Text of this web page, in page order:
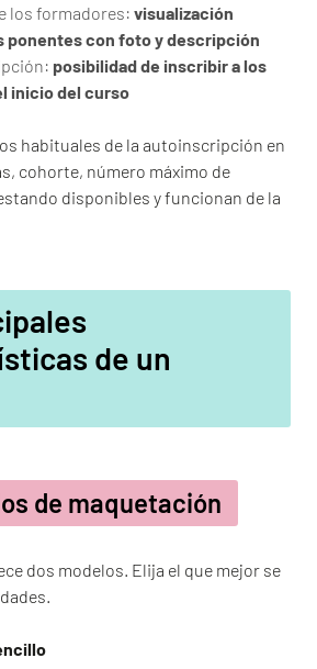
los formadores: visualización
ponentes con foto y descripción
posibilidad de inscribir a los
inicio del curso
habituales de la autoinscripción en
cohorte, número máximo de
disponibles y funcionan de la
de un
de maquetación
dos modelos. Elija el que mejor se